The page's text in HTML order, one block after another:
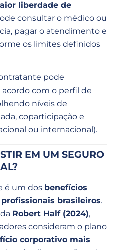
liberdade de
consultar o médico ou
pagar o atendimento e
os limites definidos
pode
acordo com o perfil de
níveis de
coparticipação e
ou internacional).
EM UM SEGURO
é um dos benefícios
brasileiros.
Robert Half (2024),
consideram o plano
corporativo mais